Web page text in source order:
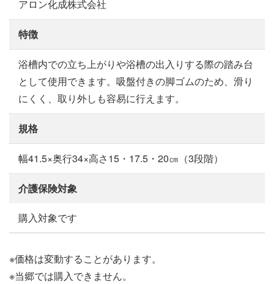
アロン化成株式会社
特徴
浴槽内での立ち上がりや浴槽の出入りする際の踏み台
として使用できます。吸盤付きの脚ゴムのため、滑り
にくく、取り外しも容易に行えます。
規格
幅41.5×奥行34×高さ15・17.5・20㎝（3段階）
介護保険対象
購入対象です
※価格は変動することがあります。
※当郷では購入できません。